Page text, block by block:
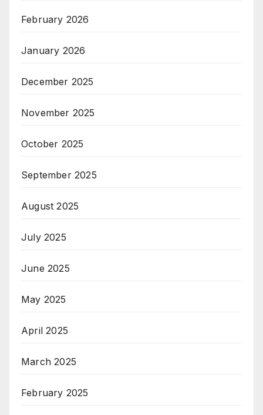
February 2026
January 2026
December 2025
November 2025
October 2025
September 2025
August 2025
July 2025
June 2025
May 2025
April 2025
March 2025
February 2025